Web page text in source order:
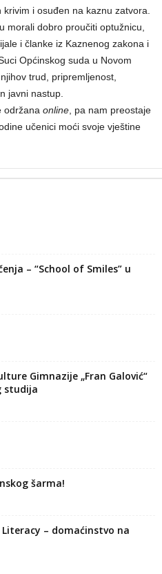
i osuđen na kaznu zatvora.
morali dobro proučiti optužnicu,
i članke iz Kaznenog zakona i
Općinskog suda u Novom
trud, pripremljenost,
javni nastup.
održana online , pa nam preostaje
učenici moći svoje vještine
– “School of Smiles” u
Gimnazije „Fran Galović“
studija
šarma!
– domaćinstvo na